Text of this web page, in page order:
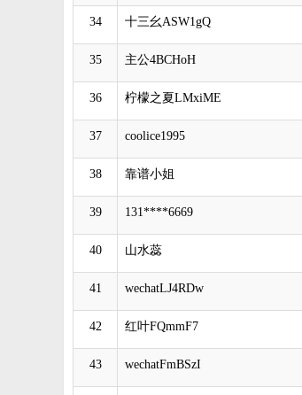
34 十三幺ASW1gQ
35 主公4BCHoH
36 柠檬之夏LMxiME
37 coolice1995
38 靠谱小姐
39 131****6669
40 山水蕊
41 wechatLJ4RDw
42 红叶FQmmF7
43 wechatFmBSzI